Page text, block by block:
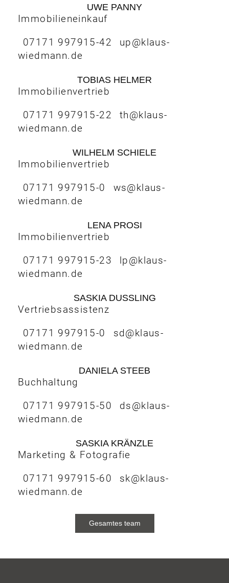
UWE PANNY
Immobilieneinkauf
07171 997915-42
up@klaus-
wiedmann.de
TOBIAS HELMER
Immobilienvertrieb
07171 997915-22
th@klaus-
wiedmann.de
WILHELM SCHIELE
Immobilienvertrieb
07171 997915-0
ws@klaus-
wiedmann.de
LENA PROSI
Immobilienvertrieb
07171 997915-23
lp@klaus-
wiedmann.de
SASKIA DUSSLING
Vertriebsassistenz
07171 997915-0
sd@klaus-
wiedmann.de
DANIELA STEEB
Buchhaltung
07171 997915-50
ds@klaus-
wiedmann.de
SASKIA KRÄNZLE
Marketing & Fotografie
07171 997915-60
sk@klaus-
wiedmann.de
Gesamtes team